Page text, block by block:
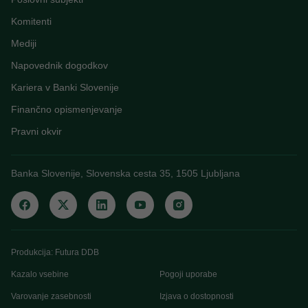
Komitenti
Mediji
Napovednik dogodkov
Kariera v Banki Slovenije
Finančno opismenjevanje
Pravni okvir
Banka Slovenije, Slovenska cesta 35, 1505 Ljubljana
Produkcija: Futura DDB
Kazalo vsebine Pogoji uporabe
Varovanje zasebnosti Izjava o dostopnosti